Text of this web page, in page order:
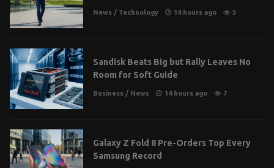
News / Technology 14 hours ago 5
Sandisk Beats Big but Rally Leaves No
Room for Soft Guide
Business / News 14 hours ago 7
Galaxy Z Fold 8 Pre-Orders Top Every
Samsung Record